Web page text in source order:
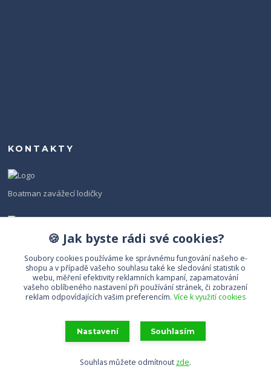
KONTAKTY
Boatman zavážecí lodičky
Otevírací doba Po-Pá, 8-16 hod.
info@boatman.cz
Vytvořeno na
Eshop-rychle.cz
🍪 Jak byste rádi své cookies?
Soubory cookies používáme ke správnému fungování našeho e-
shopu a v případě vašeho souhlasu také ke sledování statistik o
webu, měření efektivity reklamních kampaní, zapamatování
vašeho oblíbeného nastavení při používání stránek, či zobrazení
reklam odpovídajících vašim preferencím. Více k využití cookies
Nastavení Souhlasím
Souhlas můžete odmítnout zde.